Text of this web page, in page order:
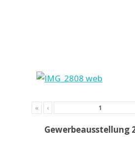
« ‹
Gewerbeausstellung